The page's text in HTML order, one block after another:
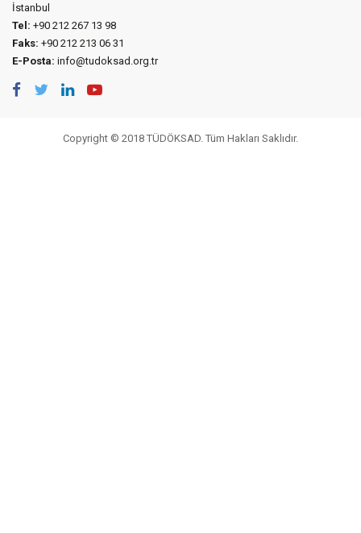
İstanbul
Tel: +90 212 267 13 98
Faks: +90 212 213 06 31
E-Posta: info@tudoksad.org.tr
Copyright © 2018 TÜDÖKSAD. Tüm Hakları Saklıdır.